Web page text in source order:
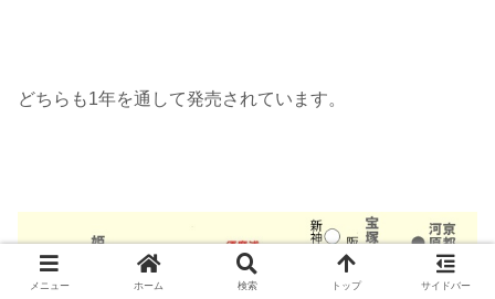
どちらも1年を通して発売されています。
メニュー ホーム 検索 トップ サイドバー